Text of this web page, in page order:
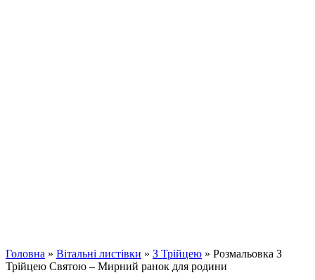
Головна » Вітальні листівки » З Трійцею » Розмальовка З
Трійцею Святою – Мирний ранок для родини